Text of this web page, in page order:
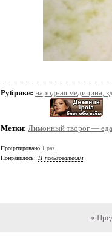
Рубрики: народная медицина,
Метки: Лимонный творог —
Процитировано 1 раз
Понравилось: 11 пользователям
«